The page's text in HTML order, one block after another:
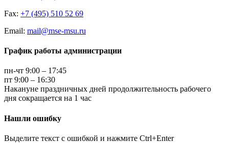
Fax: +7 (495) 510 52 69
Email: mail@mse-msu.ru
График работы администрации
пн-чт 9:00 – 17:45
пт 9:00 – 16:30
Накануне праздничных дней продолжительность рабочего
дня сокращается на 1 час
Нашли ошибку
Выделите текст с ошибкой и нажмите Ctrl+Enter